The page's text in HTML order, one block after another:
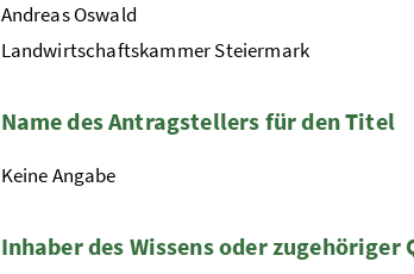
Andreas Oswald
Landwirtschaftskammer Steiermark
Name des Antragstellers für den Titel
Keine Angabe
Inhaber des Wissens oder zugehöriger